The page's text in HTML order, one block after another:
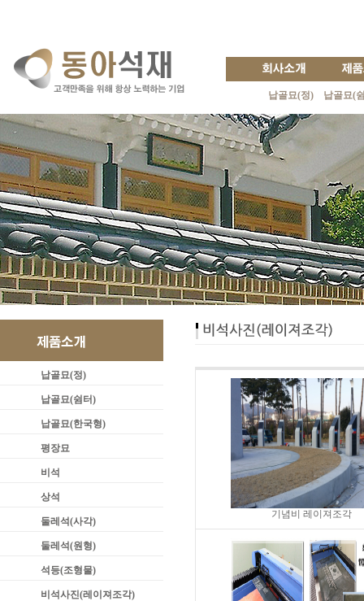
납골묘(정) 납골묘(
납골묘(정)
납골묘(쉼터)
납골묘(한국형)
평장묘
비석
상석
둘레석(사각)
둘레석(원형)
석등(조형물)
비석사진(레이져조각)
기념비 레이져조각